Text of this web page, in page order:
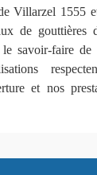
Villarzel 1555
de gouttières
savoir-faire de
et nos